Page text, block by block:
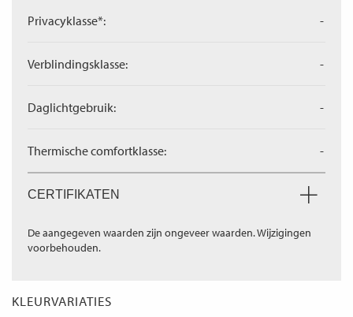
Privacyklasse*: -
Verblindingsklasse: -
Daglichtgebruik: -
Thermische comfortklasse: -
CERTIFIKATEN
De aangegeven waarden zijn ongeveer waarden. Wijzigingen
voorbehouden.
KLEURVARIATIES